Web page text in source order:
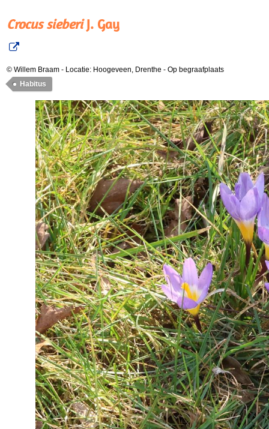
Crocus sieberiJ. Gay
© Willem Braam - Locatie: Hoogeveen, Drenthe - Op begraafplaats
Habitus